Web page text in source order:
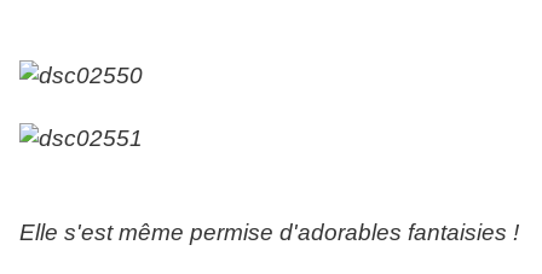
Elle s'est même permise d'adorables fantaisies !